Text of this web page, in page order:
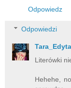
Odpowiedz
Odpowiedzi
Tara_Edyta
Literówki
Hehehe,